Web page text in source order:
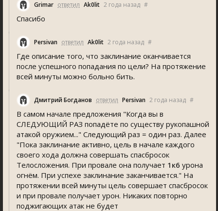
Grimar ответил Ak0lit 2 года назад #
Спасибо
Persivan ответил Ak0lit 2 года назад #
Где описание того, что заклинание оканчивается
после успешного попадания по цели? На протяжение
всей минуты можно больно бить.
Дмитрий Богданов ответил Persivan 2 года назад #
В самом начале предложения "Когда вы в
СЛЕДУЮЩИЙ РАЗ попадёте по существу рукопашной
атакой оружием..." Следующий раз = один раз. Далее
"Пока заклинание активно, цель в начале каждого
своего хода должна совершать спасбросок
Телосложения. При провале она получает 1к6 урона
огнём. При успехе заклинание заканчивается." На
протяжении всей минуты цель совершает спасбросок
и при провале получает урон. Никаких повторно
поджигающих атак не будет